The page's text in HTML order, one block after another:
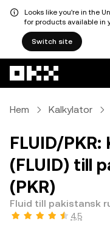
Looks like you're in the
for products available in
Switch site
Hem Kalkylator
FLUID/
(FLUID) till
(PKR)
Fluid till pakistansk
4,5